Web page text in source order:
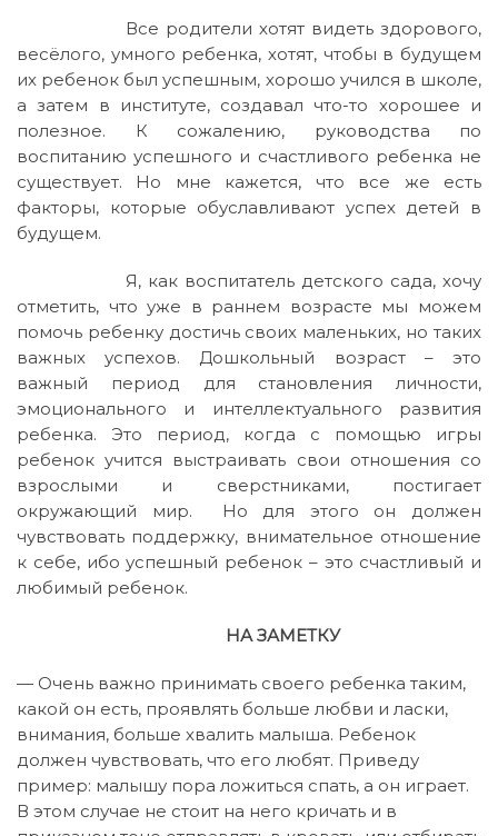
Все родители хотят видеть здорового,
весёлого, умного ребенка, хотят, чтобы в будущем
их ребенок был успешным, хорошо учился в школе,
а затем в институте, создавал что-то хорошее и
полезное. К сожалению, руководства по
воспитанию успешного и счастливого ребенка не
существует. Но мне кажется, что все же есть
факторы, которые обуславливают успех детей в
будущем.
Я, как воспитатель детского сада, хочу
отметить, что уже в раннем возрасте мы можем
помочь ребенку достичь своих маленьких, но таких
важных успехов. Дошкольный возраст – это
важный период для становления личности,
эмоционального и интеллектуального развития
ребенка. Это период, когда с помощью игры
ребенок учится выстраивать свои отношения со
взрослыми и сверстниками, постигает
окружающий мир. Но для этого он должен
чувствовать поддержку, внимательное отношение
к себе, ибо успешный ребенок – это счастливый и
любимый ребенок.
НА ЗАМЕТКУ
— Очень важно принимать своего ребенка таким,
какой он есть, проявлять больше любви и ласки,
внимания, больше хвалить малыша. Ребенок
должен чувствовать, что его любят. Приведу
пример: малышу пора ложиться спать, а он играет.
В этом случае не стоит на него кричать и в